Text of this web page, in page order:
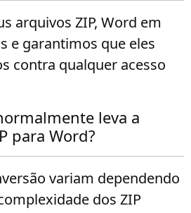
arquivos ZIP, Word em
e garantimos que eles
contra qualquer acesso
leva a
para Word?
variam dependendo
dos ZIP